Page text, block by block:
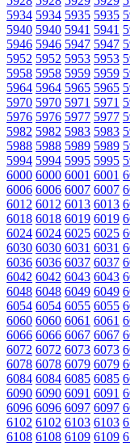
5934 5934 5935 5935
5940 5940 5941 5941
5946 5946 5947 5947
5952 5952 5953 5953
5958 5958 5959 5959
5964 5964 5965 5965
5970 5970 5971 5971
5976 5976 5977 5977
5982 5982 5983 5983
5988 5988 5989 5989
5994 5994 5995 5995
6000 6000 6001 6001
6006 6006 6007 6007
6012 6012 6013 6013
6018 6018 6019 6019
6024 6024 6025 6025
6030 6030 6031 6031
6036 6036 6037 6037
6042 6042 6043 6043
6048 6048 6049 6049
6054 6054 6055 6055
6060 6060 6061 6061
6066 6066 6067 6067
6072 6072 6073 6073
6078 6078 6079 6079
6084 6084 6085 6085
6090 6090 6091 6091
6096 6096 6097 6097
6102 6102 6103 6103
6108 6108 6109 6109